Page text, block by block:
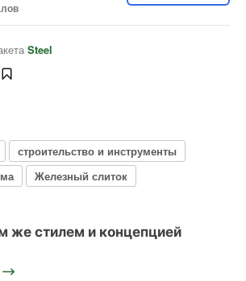
Steel
строительство и инструменты
Железный слиток
же стилем и концепцией